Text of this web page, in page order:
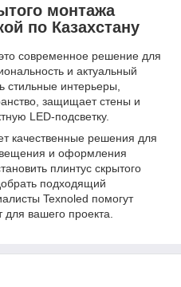
монтажа
по Казахстану
современное решение для
и актуальный
стильные интерьеры,
защищает стены и
LED-подсветку.
качественные решения для
и оформления
плинтус скрытого
подходящий
Texnoled помогут
вашего проекта.